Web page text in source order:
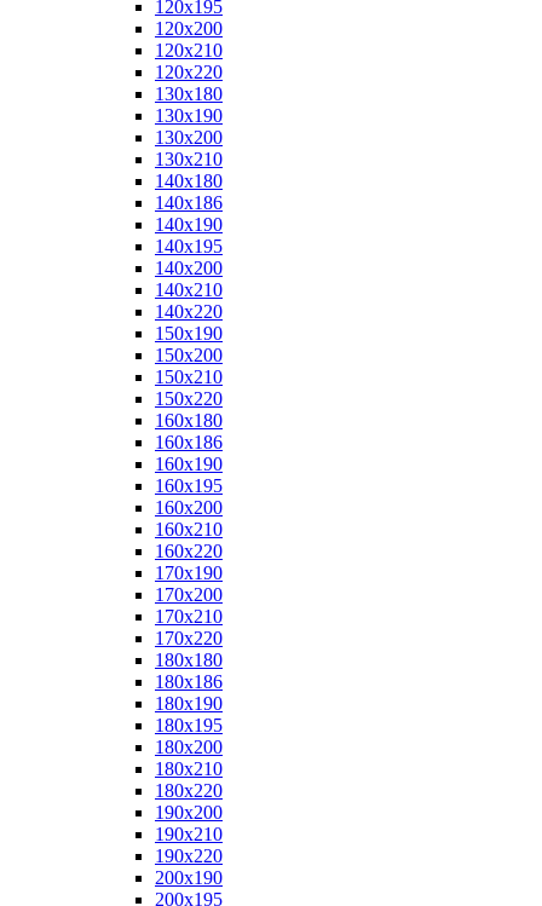
120x195
120x200
120x210
120x220
130x180
130x190
130x200
130x210
140x180
140x186
140x190
140x195
140x200
140x210
140x220
150x190
150x200
150x210
150x220
160x180
160x186
160x190
160x195
160x200
160x210
160x220
170x190
170x200
170x210
170x220
180x180
180x186
180x190
180x195
180x200
180x210
180x220
190x200
190x210
190x220
200x190
200x195